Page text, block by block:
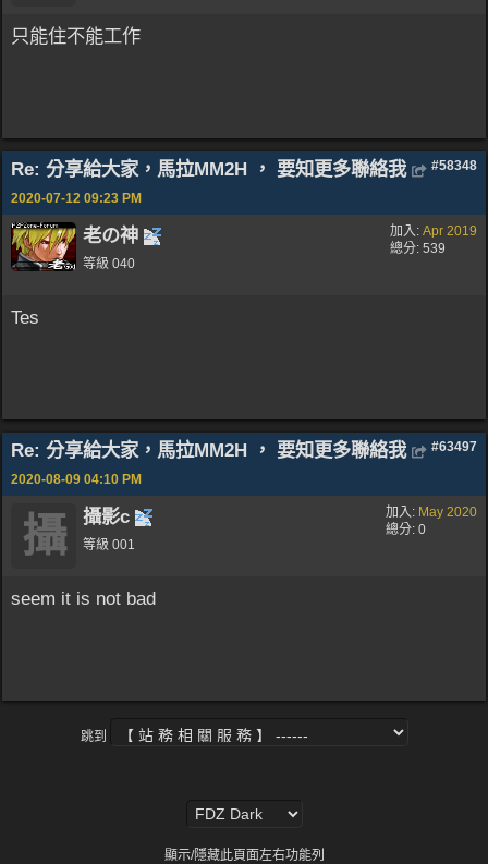
只能住不能工作
Re: 分享給大家，馬拉MM2H ， 要知更多聯絡我 #58348
2020-07-12 09:23 PM
加入: Apr 2019
總分: 539
老の神
等級 040
Tes
Re: 分享給大家，馬拉MM2H ， 要知更多聯絡我 #63497
2020-08-09 04:10 PM
加入: May 2020
總分: 0
攝 攝影c
等級 001
seem it is not bad
跳到
顯示/隱藏此頁面左右功能列